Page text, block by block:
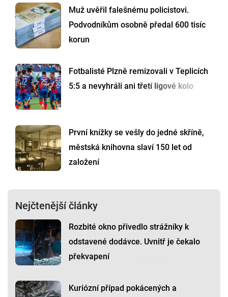
Muž uvěřil falešnému policistovi.
Podvodníkům osobně předal 600 tisíc
korun
Fotbalisté Plzně remizovali v Teplicích
5:5 a nevyhráli ani třetí ligové kolo
První knížky se vešly do jedné skříně,
městská knihovna slaví 150 let od
založení
Nejčtenější články
Rozbité okno přivedlo strážníky k
odstavené dodávce. Uvnitř je čekalo
překvapení
Kuriózní případ pokácených a